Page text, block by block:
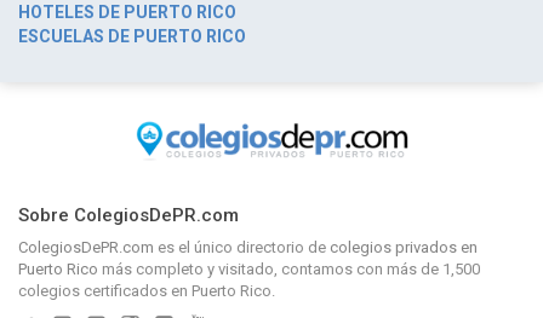
HOTELES DE PUERTO RICO
ESCUELAS DE PUERTO RICO
Sobre ColegiosDePR.com
ColegiosDePR.com es el único directorio de colegios privados en
Puerto Rico más completo y visitado, contamos con más de 1,500
colegios certificados en Puerto Rico.